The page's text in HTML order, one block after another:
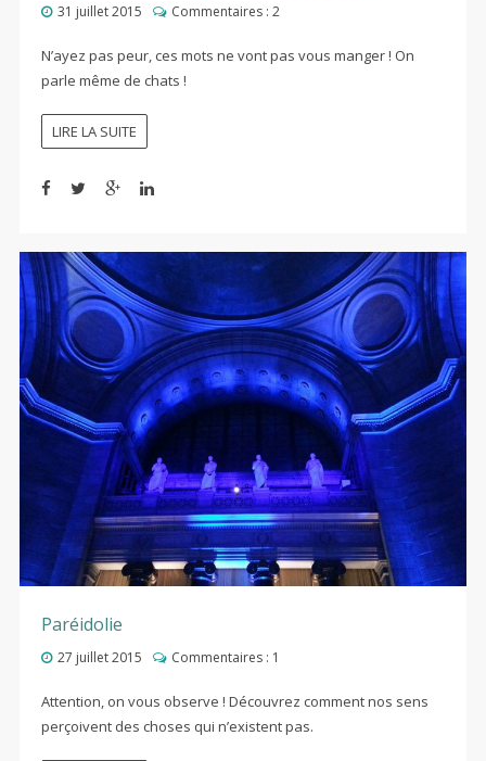
31 juillet 2015 Commentaires : 2
N’ayez pas peur, ces mots ne vont pas vous manger ! On
parle même de chats !
LIRE LA SUITE
Paréidolie
27 juillet 2015 Commentaires : 1
Attention, on vous observe ! Découvrez comment nos sens
perçoivent des choses qui n’existent pas.